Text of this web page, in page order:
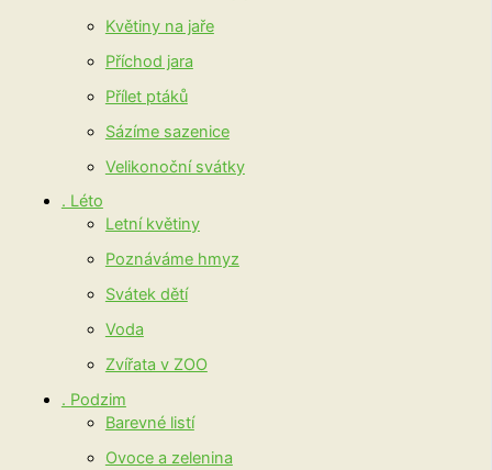
Květiny na jaře
Příchod jara
Přílet ptáků
Sázíme sazenice
Velikonoční svátky
. Léto
Letní květiny
Poznáváme hmyz
Svátek dětí
Voda
Zvířata v ZOO
. Podzim
Barevné listí
Ovoce a zelenina